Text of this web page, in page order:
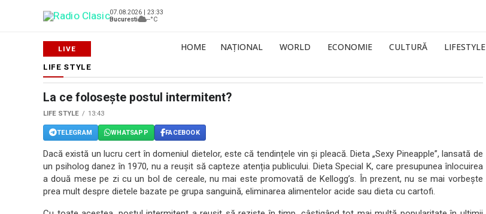
07.08.2026 | 23:33
Bucuresti
--°C
HOME NAȚIONAL WORLD ECONOMIE CULTURĂ LIFESTYLE
LIFE STYLE
La ce folosește postul intermitent?
LIFE STYLE 13:43
TELEGRAM WHATSAPP FACEBOOK
Dacă există un lucru cert în domeniul dietelor, este că tendințele vin și pleacă. Dieta „Sexy Pineapple”, lansată de
un psiholog danez în 1970, nu a reușit să capteze atenția publicului. Dieta Special K, care presupunea înlocuirea
a două mese pe zi cu un bol de cereale, nu mai este promovată de Kellogg’s. În prezent, nu se mai vorbește
prea mult despre dietele bazate pe grupa sanguină, eliminarea alimentelor acide sau dieta cu cartofi.